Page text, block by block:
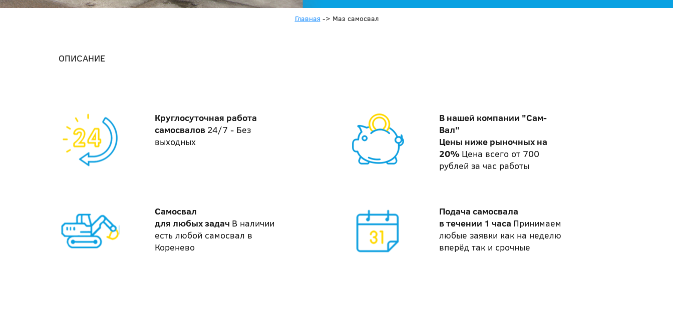
Главная -> Маз самосвал
ОПИСАНИЕ
Круглосуточная работа
самосвалов 24/7 - Без
выходных
В нашей компании "Сам-
Вал"
Цены ниже рыночных на
20% Цена всего от 700
рублей за час работы
Самосвал
для любых задач В наличии
есть любой самосвал в
Коренево
Подача самосвала
в течении 1 часа Принимаем
любые заявки как на неделю
вперёд так и срочные